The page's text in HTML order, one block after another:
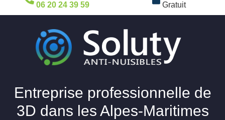
06 20 24 39 59
Gratuit
Entreprise professionnelle de
3D dans les Alpes-Maritimes